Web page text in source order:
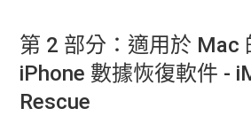
第 2 部分：適用於 Mac
iPhone 數據恢復軟件 -
Rescue